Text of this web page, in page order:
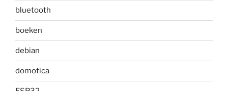
bluetooth
boeken
debian
domotica